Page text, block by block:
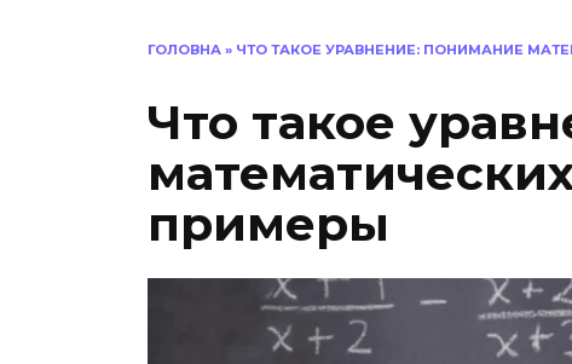
ГОЛОВНА » ЧТО ТАКОЕ УРАВНЕНИЕ: ПОНИМАНИЕ
Что такое
примеры